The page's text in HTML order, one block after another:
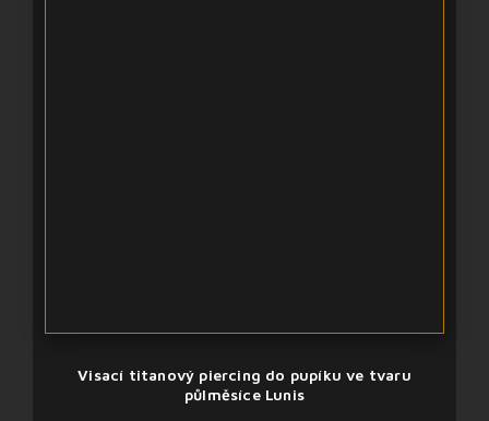
Visací titanový piercing do pupíku ve tvaru
půlměsíce Lunis